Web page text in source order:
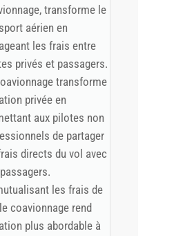
transforme le
aérien en
les frais entre
privés et passagers.
transforme
privée en
aux pilotes non
de partager
directs du vol avec
les frais de
coavionnage rend
plus abordable à